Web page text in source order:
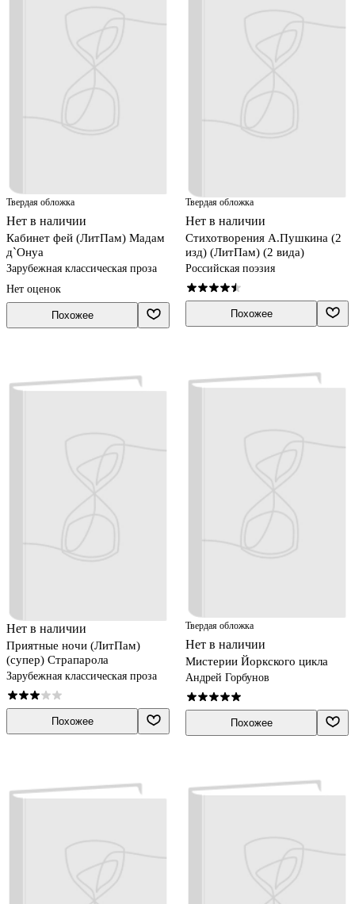
Твердая обложка
Нет в наличии
Кабинет фей (ЛитПам) Мадам
д`Онуа
Зарубежная классическая проза
Нет оценок
Похожее
Твердая обложка
Нет в наличии
Стихотворения А.Пушкина (2
изд) (ЛитПам) (2 вида)
Российская поэзия
Похожее
Нет в наличии
Приятные ночи (ЛитПам)
(супер) Страпарола
Зарубежная классическая проза
Похожее
Твердая обложка
Нет в наличии
Мистерии Йоркского цикла
Андрей Горбунов
Похожее